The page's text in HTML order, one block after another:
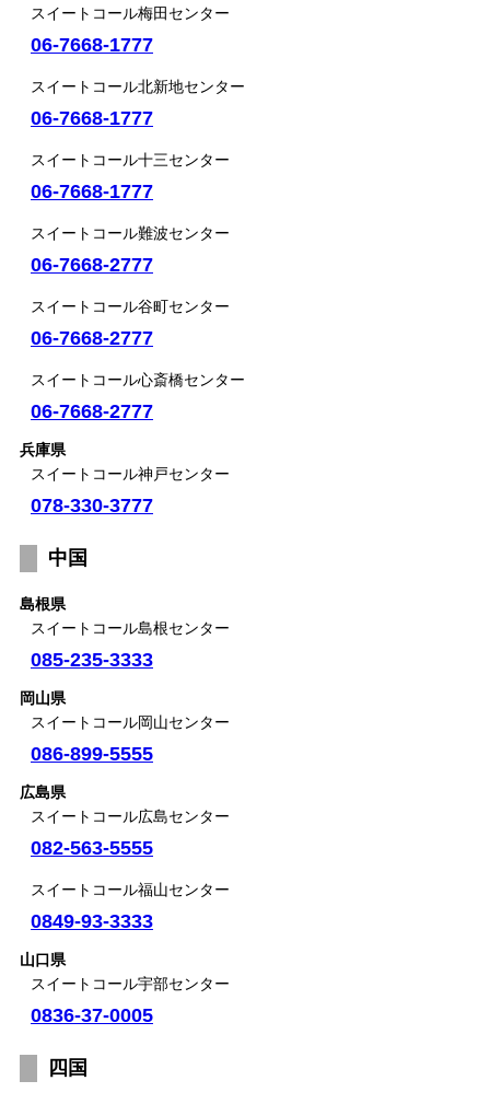
スイートコール梅田センター
06-7668-1777
スイートコール北新地センター
06-7668-1777
スイートコール十三センター
06-7668-1777
スイートコール難波センター
06-7668-2777
スイートコール谷町センター
06-7668-2777
スイートコール心斎橋センター
06-7668-2777
兵庫県
スイートコール神戸センター
078-330-3777
中国
島根県
スイートコール島根センター
085-235-3333
岡山県
スイートコール岡山センター
086-899-5555
広島県
スイートコール広島センター
082-563-5555
スイートコール福山センター
0849-93-3333
山口県
スイートコール宇部センター
0836-37-0005
四国